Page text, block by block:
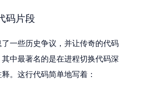
码片段
一些历史争议，并让传奇的代码
中最著名的是在进程切换代码深
。这行代码简单地写着：